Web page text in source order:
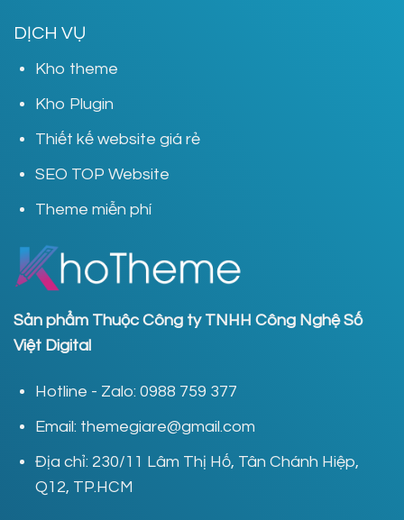
DỊCH VỤ
Kho theme
Kho Plugin
Thiết kế website giá rẻ
SEO TOP Website
Theme miễn phí
Sản phẩm Thuộc Công ty TNHH Công Nghệ Số
Việt Digital
Hotline - Zalo: 0988 759 377
Email: themegiare@gmail.com
Địa chỉ: 230/11 Lâm Thị Hố, Tân Chánh Hiệp,
Q12, TP.HCM